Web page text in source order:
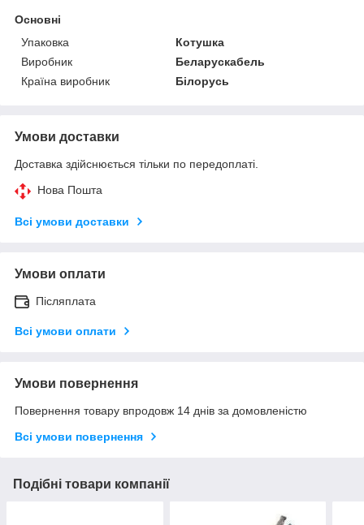
Основні
Упаковка
Котушка
Виробник
Беларускабель
Країна виробник
Білорусь
Умови доставки
Доставка здійснюється тільки по передоплаті.
Нова Пошта
Всі умови доставки
Умови оплати
Післяплата
Всі умови оплати
Умови повернення
Повернення товару впродовж 14 днів за домовленістю
Всі умови повернення
Подібні товари компанії